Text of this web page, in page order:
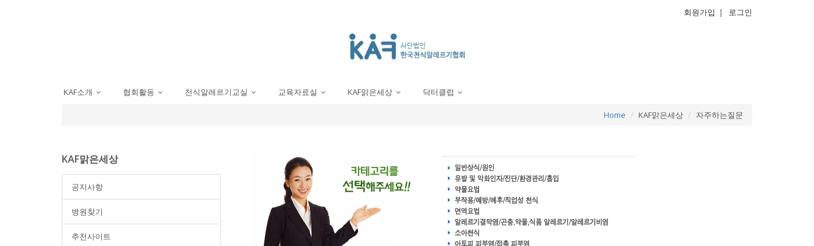
회원가입 | 로그인
KAF소개 협회활동 천식알레르기교실 교육자료실 KAF맑은세상 닥터클럽
Home KAF맑은세상 자주하는질문
KAF맑은세상
공지사항
병원찾기
추천사이트